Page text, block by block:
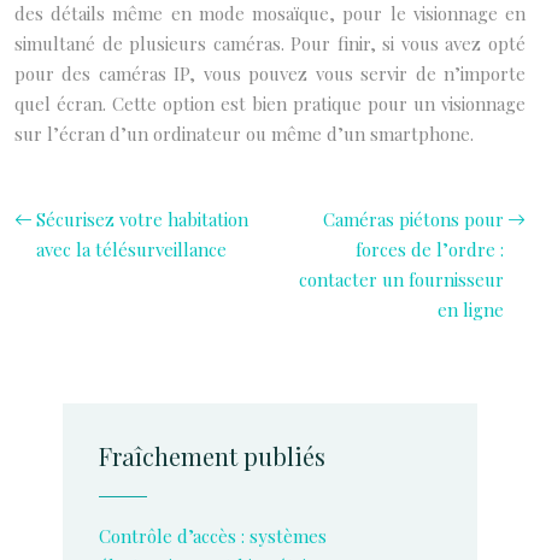
des détails même en mode mosaïque, pour le visionnage en
simultané de plusieurs caméras. Pour finir, si vous avez opté
pour des caméras IP, vous pouvez vous servir de n’importe
quel écran. Cette option est bien pratique pour un visionnage
sur l’écran d’un ordinateur ou même d’un smartphone.
Sécurisez votre habitation
avec la télésurveillance
Caméras piétons pour
forces de l’ordre :
contacter un fournisseur
en ligne
Fraîchement publiés
Contrôle d’accès : systèmes